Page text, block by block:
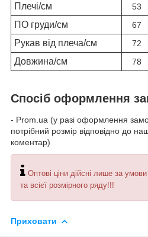
Плечі/см
53
ПО груди/см 67
Рукав від плеча/см 72
Довжина/см 78
Спосіб оформлення
- Prom.ua (у разі оформлення
потрібний розмір відповідно до
коментар)
Оптові ціни дійсні лише за
та всієї розмірного ряду!!!
Приховати